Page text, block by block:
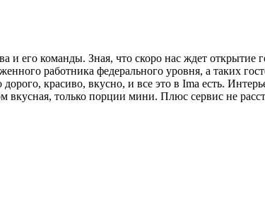
и его команды. Зная, что скоро нас ждет
работника федерального уровня, а таких
красиво, вкусно, и все это в Ima есть.
только порции мини. Плюс сервис не